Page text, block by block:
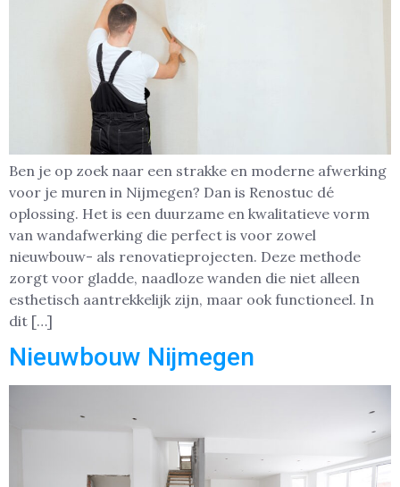
Ben je op zoek naar een strakke en moderne afwerking
voor je muren in Nijmegen? Dan is Renostuc dé
oplossing. Het is een duurzame en kwalitatieve vorm
van wandafwerking die perfect is voor zowel
nieuwbouw- als renovatieprojecten. Deze methode
zorgt voor gladde, naadloze wanden die niet alleen
esthetisch aantrekkelijk zijn, maar ook functioneel. In
dit […]
Nieuwbouw Nijmegen